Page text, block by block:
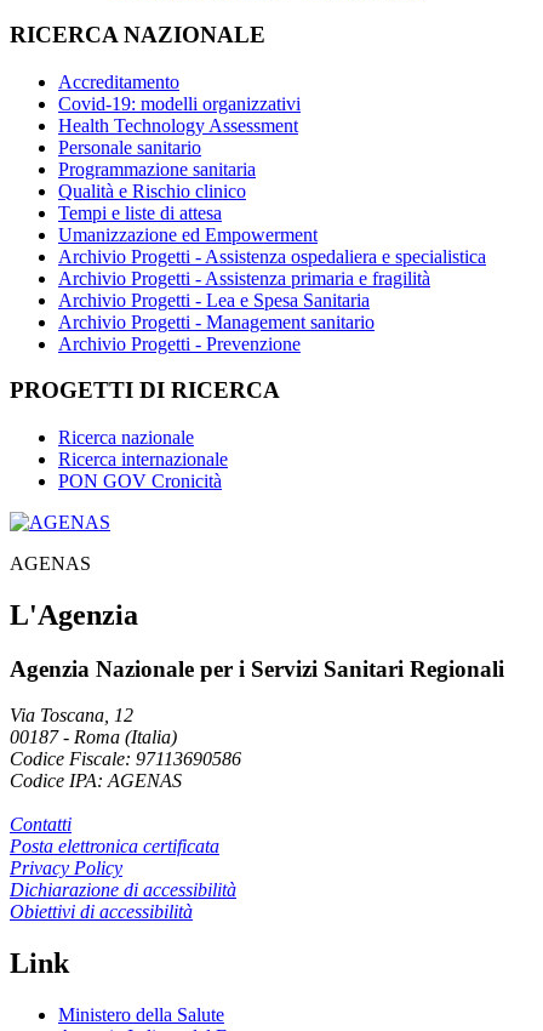
RICERCA NAZIONALE
Accreditamento
Covid-19: modelli organizzativi
Health Technology Assessment
Personale sanitario
Programmazione sanitaria
Qualità e Rischio clinico
Tempi e liste di attesa
Umanizzazione ed Empowerment
Archivio Progetti - Assistenza ospedaliera e specialistica
Archivio Progetti - Assistenza primaria e fragilità
Archivio Progetti - Lea e Spesa Sanitaria
Archivio Progetti - Management sanitario
Archivio Progetti - Prevenzione
PROGETTI DI RICERCA
Ricerca nazionale
Ricerca internazionale
PON GOV Cronicità
AGENAS
L'Agenzia
Agenzia Nazionale per i Servizi Sanitari Regionali
Via Toscana, 12
00187- Roma (Italia)
Codice Fiscale: 97113690586
Codice IPA: AGENAS
Contatti
Posta elettronica certificata
Privacy Policy
Dichiarazione di accessibilità
Obiettivi di accessibilità
Link
Ministero della Salute